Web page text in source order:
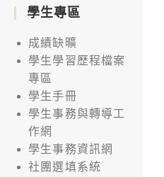
學生專區
成績缺曠
學生學習歷程檔案
專區
學生手冊
學生事務與轉導工
作網
學生事務資訊網
社團選填系統